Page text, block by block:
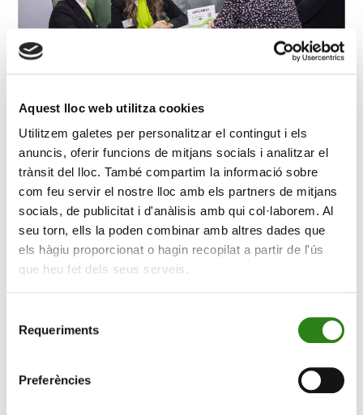
Aquest lloc web utilitza cookies
Utilitzem galetes per personalitzar el contingut i els
anuncis, oferir funcions de mitjans socials i analitzar el
trànsit del lloc. També compartim la informació sobre
com feu servir el nostre lloc amb els partners de mitjans
socials, de publicitat i d'anàlisis amb qui col·laborem. Al
seu torn, ells la poden combinar amb altres dades que
els hàgiu proporcionat o hagin recopilat a partir de l'ús
que heu fet dels seus serveis.
Requeriments
Preferències
Creand Crèdit Andorrà tornarà a ser a la Fira d’Andorra
Cotxe i el Préstec Cotxe Verd (vehicles 100% elèctrics).
La 44a edició, que tindrà lloc del 27 al 29 d’octubre, es
farà, com és habitual, a l’aparcament comunal del Parc
Central d’Andorra la Vella. El banc segueix donant
suport al teixit empresarial patrocinant l’espai de la Fira
on s’exposaran els automòbils de l’Associació
d’Importadors de Vehicles d’Andorra (AIVA).
tipus d’interès preferencial tant si es demana un Préstec
Cotxe com un Préstec Cotxe Verd del 27 d’octubre al
L’estand inclourà un espai de relació amb els clients on